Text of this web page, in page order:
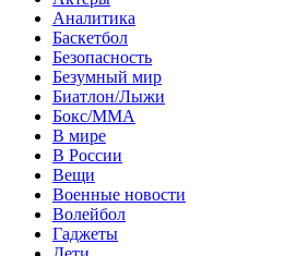
Аналитика
Баскетбол
Безопасность
Безумный мир
Биатлон/Лыжи
Бокс/MMA
В мире
В России
Вещи
Военные новости
Волейбол
Гаджеты